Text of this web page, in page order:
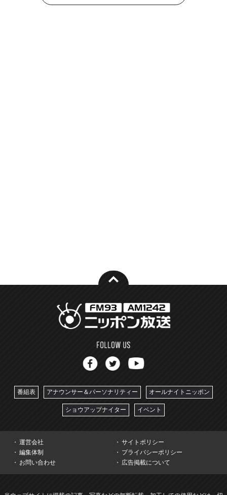
番組表 アナウンサー＆パーソナリティー オールナイトニッポン
ショウアップナイター イベント
運営会社
サイトポリシー
編集体制
プライバシーポリシー
お問い合わせ
広告掲載について